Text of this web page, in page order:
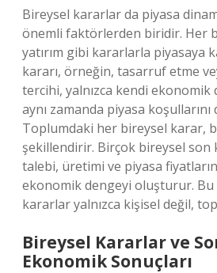
Bireysel kararlar da piyasa
önemli faktörlerden biridir. Her
yatırım gibi kararlarla piyasaya
kararı, örneğin, tasarruf etme
tercihi, yalnızca kendi
aynı zamanda piyasa koşullarını
Toplumdaki her bireysel karar,
şekillendirir. Birçok bireysel son
talebi, üretimi ve piyasa
ekonomik dengeyi oluşturur. Bu
kararlar yalnızca kişisel değil,
Bireysel Kararlar ve
Ekonomik Sonuçları